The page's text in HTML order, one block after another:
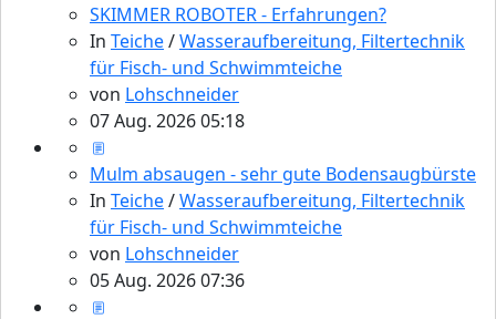
SKIMMER ROBOTER - Erfahrungen?
In Teiche/Wasseraufbereitung, Filtertechnik
für Fisch- und Schwimmteiche
von Lohschneider
07 Aug. 2026 05:18
Mulm absaugen - sehr gute Bodensaugbürste
In Teiche/Wasseraufbereitung, Filtertechnik
für Fisch- und Schwimmteiche
von Lohschneider
05 Aug. 2026 07:36